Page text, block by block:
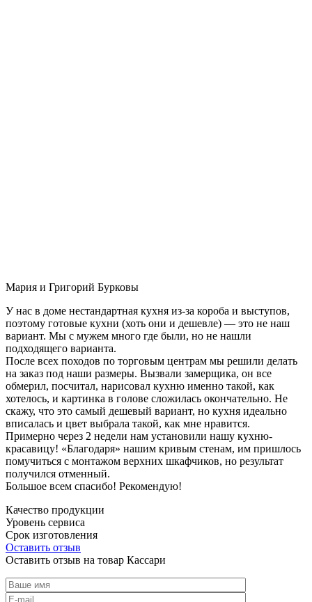
Мария и Григорий Бурковы
У нас в доме нестандартная кухня из-за короба и выступов,
поэтому готовые кухни (хоть они и дешевле) — это не наш
вариант. Мы с мужем много где были, но не нашли
подходящего варианта.
После всех походов по торговым центрам мы решили делать
на заказ под наши размеры. Вызвали замерщика, он все
обмерил, посчитал, нарисовал кухню именно такой, как
хотелось, и картинка в голове сложилась окончательно. Не
скажу, что это самый дешевый вариант, но кухня идеально
вписалась и цвет выбрала такой, как мне нравится.
Примерно через 2 недели нам установили нашу кухню-
красавицу! «Благодаря» нашим кривым стенам, им пришлось
помучиться с монтажом верхних шкафчиков, но результат
получился отменный.
Большое всем спасибо! Рекомендую!
Качество продукции
Уровень сервиса
Срок изготовления
Оставить отзыв
Оставить отзыв на товар Кассари